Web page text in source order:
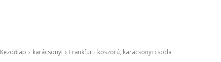
Kezdőlap karácsonyi Frankfurti koszorú, karácsonyi csoda